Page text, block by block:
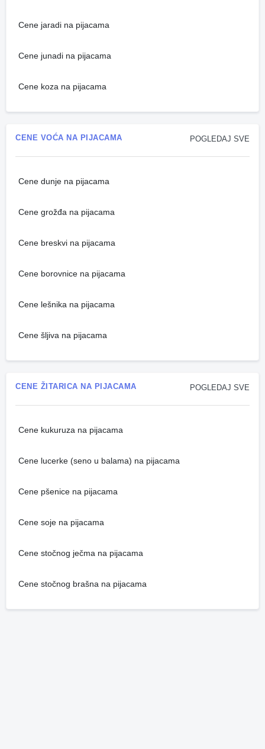
Cene jaradi na pijacama
Cene junadi na pijacama
Cene koza na pijacama
POGLEDAJ SVE
CENE VOĆA NA PIJACAMA
Cene dunje na pijacama
Cene grožđa na pijacama
Cene breskvi na pijacama
Cene borovnice na pijacama
Cene lešnika na pijacama
Cene šljiva na pijacama
POGLEDAJ SVE
CENE ŽITARICA NA PIJACAMA
Cene kukuruza na pijacama
Cene lucerke (seno u balama) na pijacama
Cene pšenice na pijacama
Cene soje na pijacama
Cene stočnog ječma na pijacama
Cene stočnog brašna na pijacama